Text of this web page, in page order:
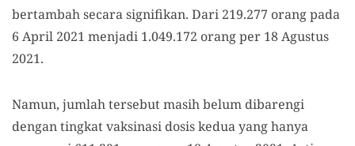
bertambah secara signifikan. Dari 219.277 orang pada
6 April 2021 menjadi 1.049.172 orang per 18 Agustus
2021.
Namun, jumlah tersebut masih belum dibarengi
dengan tingkat vaksinasi dosis kedua yang hanya